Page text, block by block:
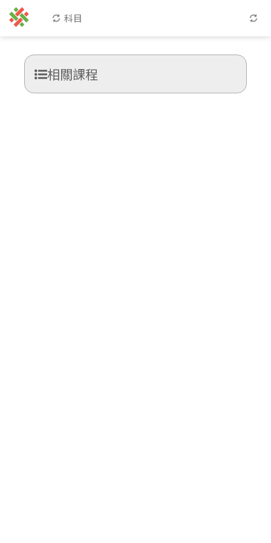
科目
相關課程